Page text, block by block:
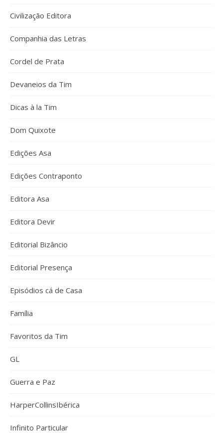
Civilização Editora
Companhia das Letras
Cordel de Prata
Devaneios da Tim
Dicas à la Tim
Dom Quixote
Edições Asa
Edições Contraponto
Editora Asa
Editora Devir
Editorial Bizâncio
Editorial Presença
Episódios cá de Casa
Família
Favoritos da Tim
GL
Guerra e Paz
HarperCollinsIbérica
Infinito Particular